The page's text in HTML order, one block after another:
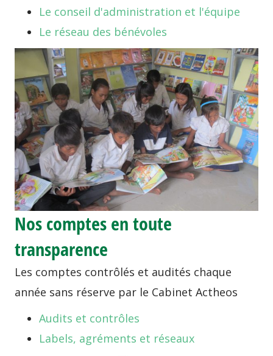
Le conseil d'administration et l'équipe
Le réseau des bénévoles
Nos comptes en toute
transparence
Les comptes contrôlés et audités chaque
année sans réserve par le Cabinet Actheos
Audits et contrôles
Labels, agréments et réseaux